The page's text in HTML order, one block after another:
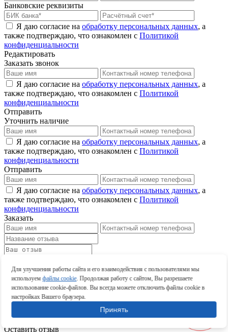
Банковские реквизиты
Я даю согласие на обработку персональных данных, а
также подтверждаю, что ознакомлен с Политикой
конфиденциальности
Редактировать
Заказать звонок
Я даю согласие на обработку персональных данных, а
также подтверждаю, что ознакомлен с Политикой
конфиденциальности
Отправить
Уточнить наличие
Я даю согласие на обработку персональных данных, а
также подтверждаю, что ознакомлен с Политикой
конфиденциальности
Отправить
Я даю согласие на обработку персональных данных, а
также подтверждаю, что ознакомлен с Политикой
конфиденциальности
Заказать
Оставить отзыв
Оставить отзыв
Оставить отзыв
Для улучшения работы сайта и его взаимодействия с пользователями мы
используемфайлы cookie. Продолжая работу с сайтом, Вы разрешаете
использование cookie-файлов. Вы всегда можете отключить файлы cookie в
настройках Вашего браузера.
Принять